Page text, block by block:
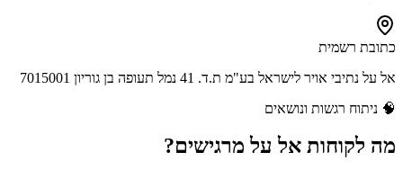
כתובת רשמית
אל על נתיבי אויר לישראל בע"מ ת.ד. 41 נמל תעופה בן גוריון 7015001
🧠 ניתוח רגשות ונושאים
מה לקוחות אל על מרגישים?